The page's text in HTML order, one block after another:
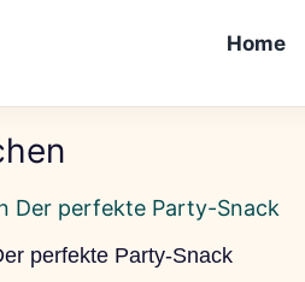
Home
perfekte Party-Snack